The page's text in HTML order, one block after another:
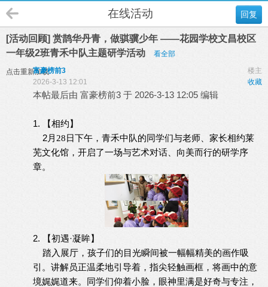
回复
在线活动
[活动回顾] 赏鹊华丹青，做骐骥少年 ——花园学校文昌校区
一年级2班青禾中队主题研学活动
看全部
点击重新加载 楼主
富豪榜前3
收藏
2026-3-13 12:01
本帖最后由 富豪榜前3 于 2026-3-13 12:05 编辑
1. 【相约】
2月 28日下午， 青禾中队的同学们与老师、家长相约莱
芜文化馆，开启了一场与艺术对话、向美而行的研学序
章。
2. 【初遇·凝眸】
踏入展厅，孩子们的目光瞬间被一幅幅精美的画作吸
引。讲解员正温柔地引导着，指尖轻触画框，将画中的意
境娓娓道来。同学们仰着小脸，眼神里满是好奇与专注，